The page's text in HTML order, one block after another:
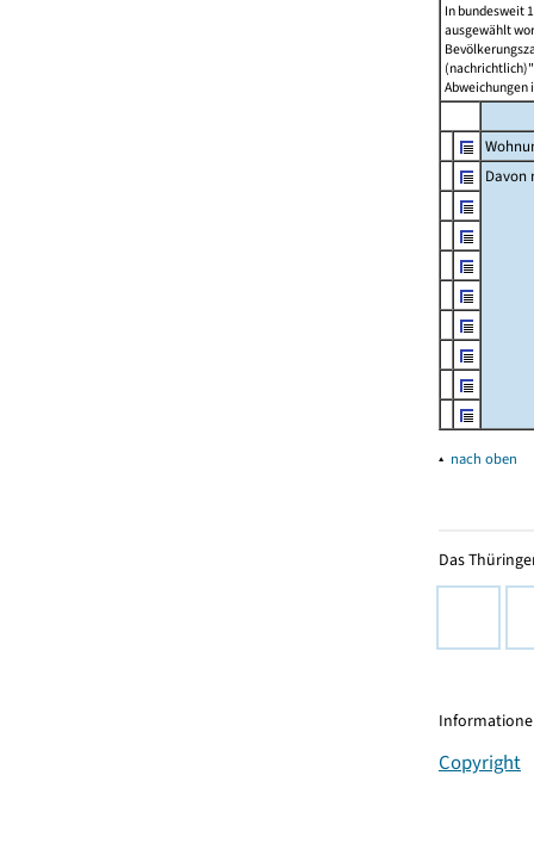
In bundesweit
ausgewählt
Abweichungen
Davon
▴ nach oben
Das
Copyright